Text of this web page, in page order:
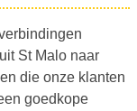
St Malo naar
die onze klanten
goedkope